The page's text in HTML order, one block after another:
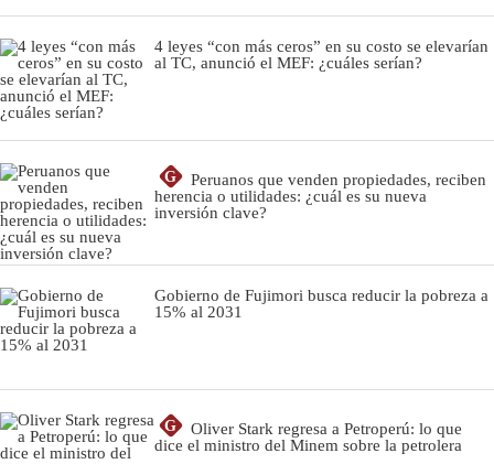
4 leyes “con más ceros” en su costo se elevarían
al TC, anunció el MEF: ¿cuáles serían?
G
Peruanos que venden propiedades, reciben
herencia o utilidades: ¿cuál es su nueva
inversión clave?
Gobierno de Fujimori busca reducir la pobreza a
15% al 2031
G
Oliver Stark regresa a Petroperú: lo que
dice el ministro del Minem sobre la petrolera